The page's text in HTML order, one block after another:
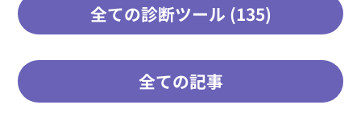
全ての診断ツール (135)
全ての記事